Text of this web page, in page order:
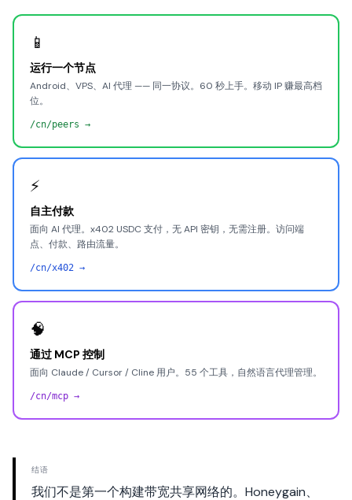
📱
运行一个节点
Android、VPS、AI 代理 —— 同一协议。60 秒上手。移动 IP 赚最高档
位。
/cn/peers →
⚡
自主付款
面向 AI 代理。x402 USDC 支付，无 API 密钥，无需注册。访问端
点、付款、路由流量。
/cn/x402 →
🧠
通过 MCP 控制
面向 Claude / Cursor / Cline 用户。55 个工具，自然语言代理管理。
/cn/mcp →
结语
我们不是第一个构建带宽共享网络的。Honeygain、